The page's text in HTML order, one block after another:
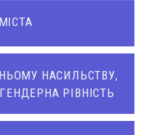
НАСИЛЬСТВУ,
РІВНІСТЬ